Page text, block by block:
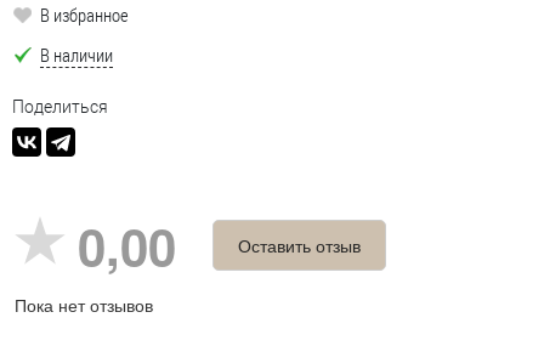
В избранное
В наличии
Поделиться
0,00
Пока нет отзывов
Оставить отзыв